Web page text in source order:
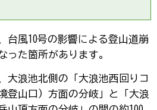
台風10号の影響による登山道崩
った箇所があります。
大浪池北側の「大浪池西回りコ
登山口）方面の分岐」と「大浪